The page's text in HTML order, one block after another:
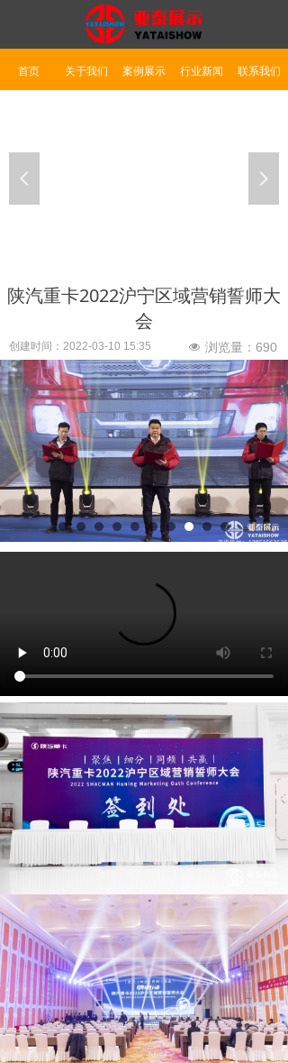
넳 넲
首页 关于我们 案例展示 行业新闻 联系我们
陕汽重卡2022沪宁区域营销誓师大
会
创建时间： 2022-03-10 15:35 넶 浏览量： 690